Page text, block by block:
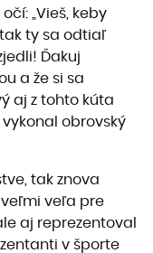
„Vieš, keby
ty sa odtiaľ
Ďakuj
a že si sa
aj z tohto kúta
vykonal obrovský
tak znova
veľmi veľa pre
aj reprezentoval
v športe